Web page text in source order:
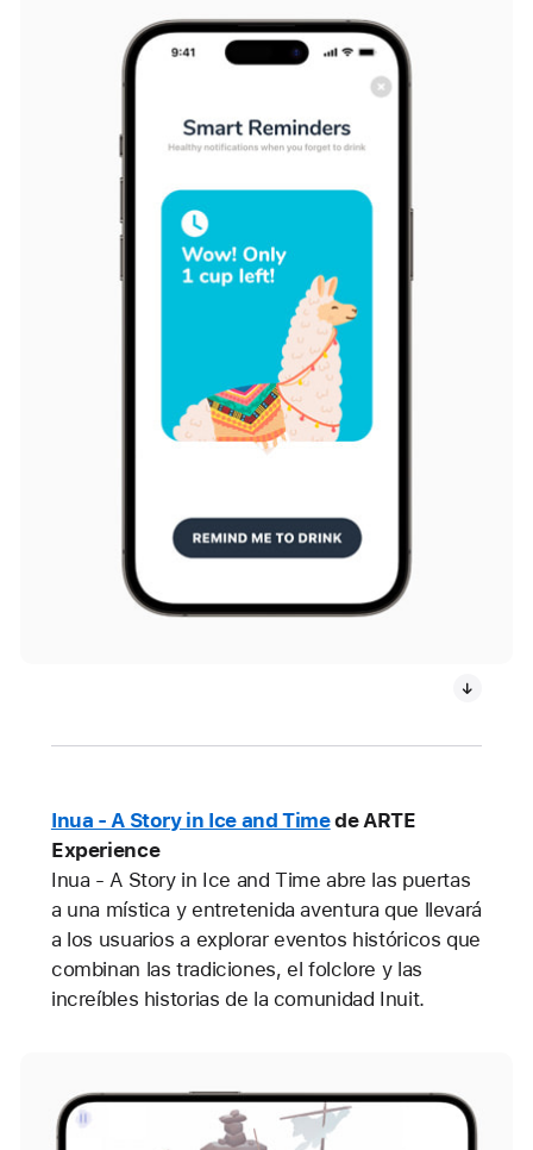
Inua - A Story in Ice and Timede ARTE
Experience
Inua - A Story in Ice and Time abre las puertas
a una mística y entretenida aventura que llevará
a los usuarios a explorar eventos históricos que
combinan las tradiciones, el folclore y las
increíbles historias de la comunidad Inuit.